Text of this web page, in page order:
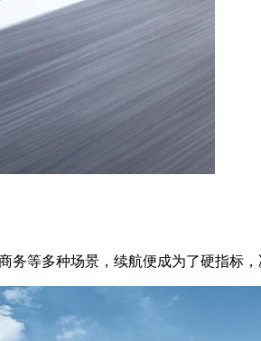
等多种场景，续航便成为了硬指标